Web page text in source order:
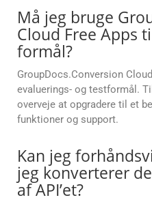
Må jeg bruge
Cloud Free Apps
formål?
GroupDocs.Conversion
evaluerings- og testformål.
overveje at opgradere til et
funktioner og support.
Kan jeg
jeg konverterer
af API’et?